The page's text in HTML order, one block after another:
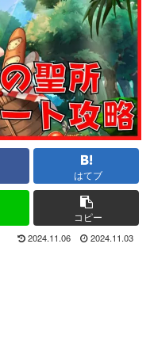
はてブ
コピー
2024.11.06 2024.11.03